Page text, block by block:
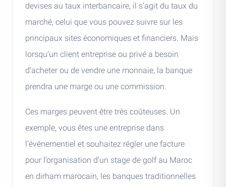
devises au taux interbancaire, il s’agit du taux du
marché, celui que vous pouvez suivre sur les
principaux sites économiques et financiers. Mais
lorsqu’un client entreprise ou privé a besoin
d’acheter ou de vendre une monnaie, la banque
prendra une marge ou une commission.
Ces marges peuvent être très coûteuses. Un
exemple, vous êtes une entreprise dans
l’événementiel et souhaitez régler une facture
pour l’organisation d’un stage de golf au Maroc
en dirham marocain, les banques traditionnelles